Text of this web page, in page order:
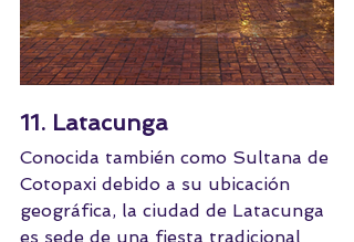
11. Latacunga
Conocida también como Sultana de
Cotopaxi debido a su ubicación
geográfica, la ciudad de Latacunga
es sede de una fiesta tradicional